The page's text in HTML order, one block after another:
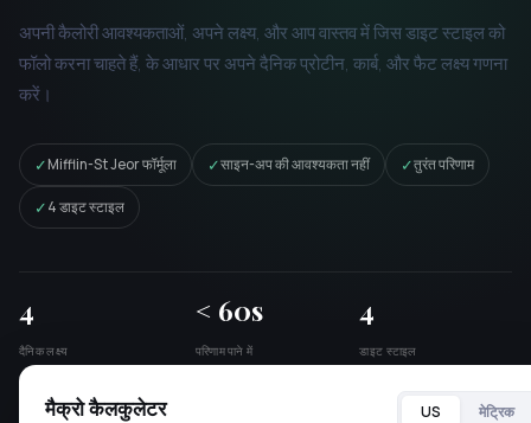
अपनी कैलोरी आवश्यकताओं, अपने लक्ष्य, और आप वास्तव में जिस डाइट स्टाइल को
फॉलो करना चाहते हैं, के आधार पर अपने दैनिक प्रोटीन, कार्ब, और फैट लक्ष्य गणना
करें।
✓ Mifflin-St Jeor फॉर्मूला ✓साइन-अप की आवश्यकता नहीं ✓तुरंत परिणाम
✓ 4 डाइट स्टाइल
4
दैनिक लक्ष्य
< 60s
परिणाम पाने में
4
डाइट स्टाइल
मैक्रो कैलकुलेटर US मेट्रिक